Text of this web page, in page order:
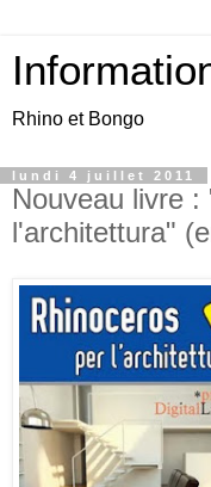
Rhino et Bongo
lundi 4 juillet 2011
Nouveau livre
l'architettura"